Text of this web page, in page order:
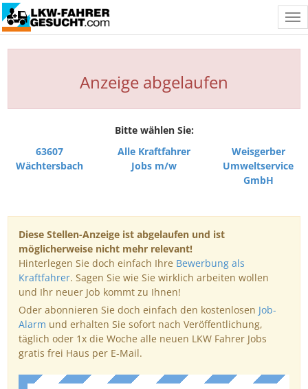
Anzeige abgelaufen
Bitte wählen Sie:
63607
Wächtersbach
Alle Kraftfahrer
Jobs m/w
Weisgerber
Umweltservice
GmbH
Diese Stellen-Anzeige ist abgelaufen und ist
möglicherweise nicht mehr relevant!
Hinterlegen Sie doch einfach Ihre Bewerbung als
Kraftfahrer. Sagen Sie wie Sie wirklich arbeiten wollen
und Ihr neuer Job kommt zu Ihnen!
Oder abonnieren Sie doch einfach den kostenlosen Job-
Alarm und erhalten Sie sofort nach Veröffentlichung,
täglich oder 1x die Woche alle neuen LKW Fahrer Jobs
gratis frei Haus per E-Mail.